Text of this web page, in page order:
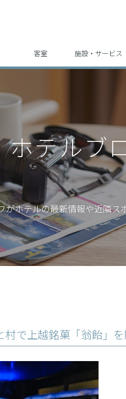
客室 施設・サービス
ホテルブ
がホテルの最新情報や近隣ス
村で上越銘菓「翁飴」を